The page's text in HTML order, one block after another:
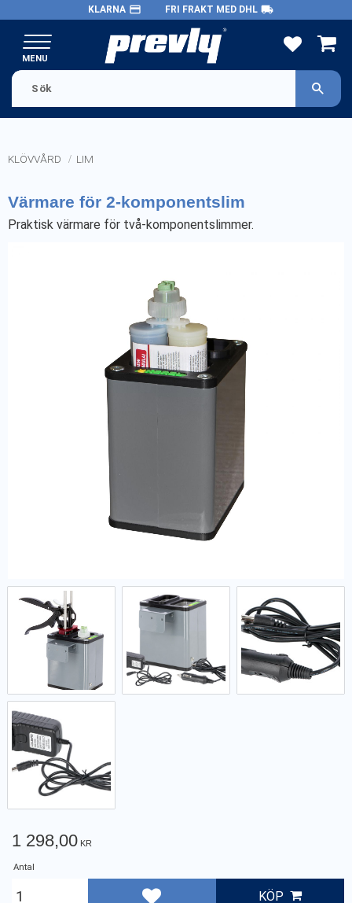
Meny
KLARNA payment FRI FRAKT MED DHL local_shipping
KLÖVVÅRD LIM
Värmare för 2-komponentslim
Praktisk värmare för två-komponentslimmer.
1 298,00 KR
Antal
KÖP